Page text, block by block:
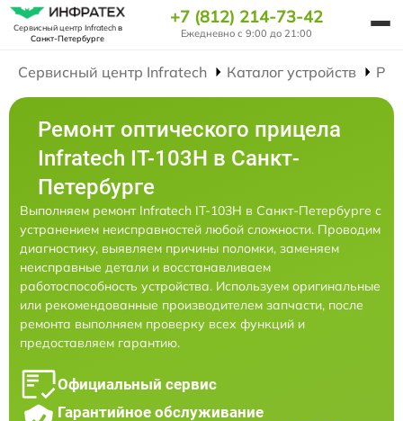
Сервисный центр Infratechв
Санкт-Петербурге
+7 (812) 214-73-42
Ежедневно с 9:00 до 21:00
Сервисный центр Infratech Каталог устройств
Ремонт оптического прицела
Infratech IT-103Н в Санкт-
Петербурге
Выполняем ремонт Infratech IT-103Н в Санкт-Петербурге с
устранением неисправностей любой сложности. Проводим
диагностику, выявляем причины поломки, заменяем
неисправные детали и восстанавливаем
работоспособность устройства. Используем оригинальные
или рекомендованные производителем запчасти, после
ремонта выполняем проверку всех функций и
предоставляем гарантию.
Официальный сервис
Гарантийное обслуживание